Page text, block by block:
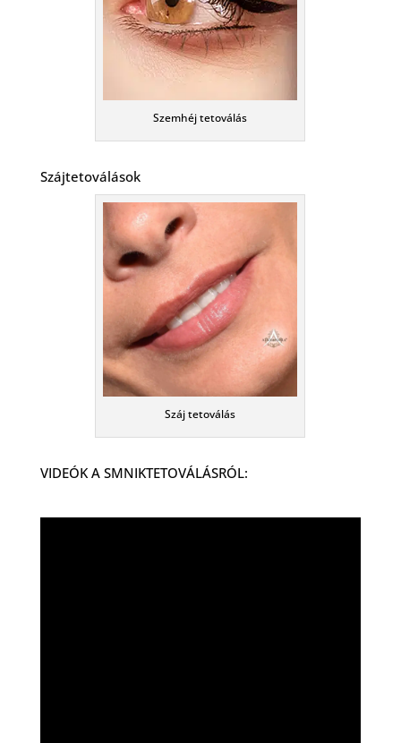
Szemhéj tetoválás
Szájtetoválások
Száj tetoválás
VIDEÓK A SMNIKTETOVÁLÁSRÓL: